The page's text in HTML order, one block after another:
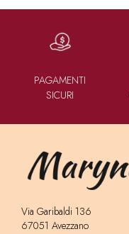
PAGAMENTI
SICURI
Via Garibaldi 136
67051 Avezzano